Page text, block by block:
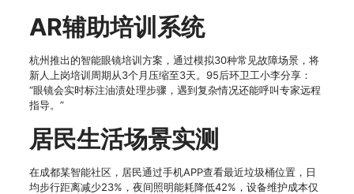
AR辅助培训系统
杭州推出的智能眼镜培训方案，通过模拟30种常见故障场景，将
新人上岗培训周期从3个月压缩至3天。95后环卫工小李分享：
“眼镜会实时标注油渍处理步骤，遇到复杂情况还能呼叫专家远程
指导。”
居民生活场景实测
在成都某智能社区，居民通过手机APP查看最近垃圾桶位置，日
均步行距离减少23%，夜间照明能耗降低42%，设备维护成本仅